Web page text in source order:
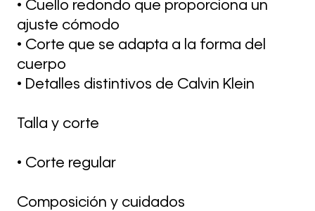
• Cuello redondo que proporciona un
ajuste cómodo
• Corte que se adapta a la forma del
cuerpo
• Detalles distintivos de Calvin Klein
Talla y corte
• Corte regular
Composición y cuidados